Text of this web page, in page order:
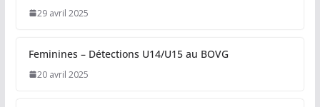
29 avril 2025
Feminines – Détections U14/U15 au BOVG
20 avril 2025